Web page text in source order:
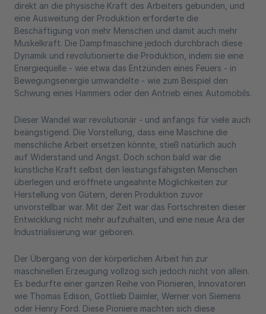
direkt an die physische Kraft des Arbeiters gebunden, und
eine Ausweitung der Produktion erforderte die
Beschäftigung von mehr Menschen und damit auch mehr
Muskelkraft. Die Dampfmaschine jedoch durchbrach diese
Dynamik und revolutionierte die Produktion, indem sie eine
Energiequelle - wie etwa das Entzünden eines Feuers - in
Bewegungsenergie umwandelte - wie zum Beispiel den
Schwung eines Hammers oder den Antrieb eines Automobils.
Dieser Wandel war revolutionär - und anfangs für viele auch
beängstigend. Die Vorstellung, dass eine Maschine die
menschliche Arbeit ersetzen könnte, stieß natürlich auch
auf Widerstand und Angst. Doch schon bald war die
künstliche Kraft selbst den leistungsfähigsten Menschen
überlegen und eröffnete ungeahnte Möglichkeiten zur
Herstellung von Gütern, deren Produktion zuvor
unvorstellbar war. Mit der Zeit war das Fortschreiten dieser
Entwicklung nicht mehr aufzuhalten, und eine neue Ära der
Industrialisierung war geboren.
Der Übergang von der körperlichen Arbeit hin zur
maschinellen Erzeugung vollzog sich jedoch nicht von allein.
Es bedurfte einer ganzen Reihe von Pionieren, Innovatoren
wie Thomas Edison, Gottlieb Daimler, Werner von Siemens
oder Henry Ford. Diese Pioniere machten sich diese